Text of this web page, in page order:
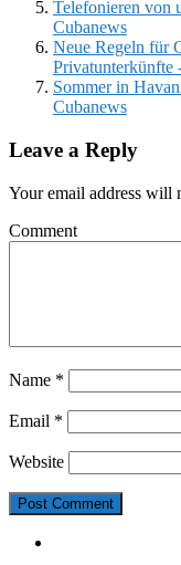
Telefonieren von
Cubanews
Neue Regeln für
Privatunterkünfte
Sommer in
Cubanews
Leave a Reply
Your email address will
Comment
Name *
Email *
Website